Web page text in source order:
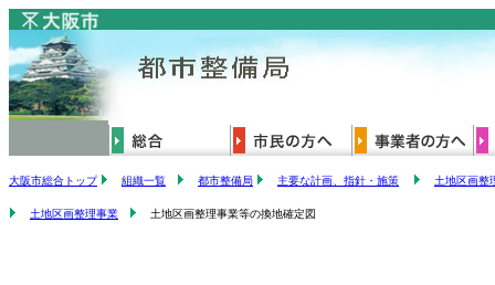
大阪市総合トップ 組織一覧 都市整備局 主要な計画、指針・施策 土地区画整
土地区画整理事業 土地区画整理事業等の換地確定図